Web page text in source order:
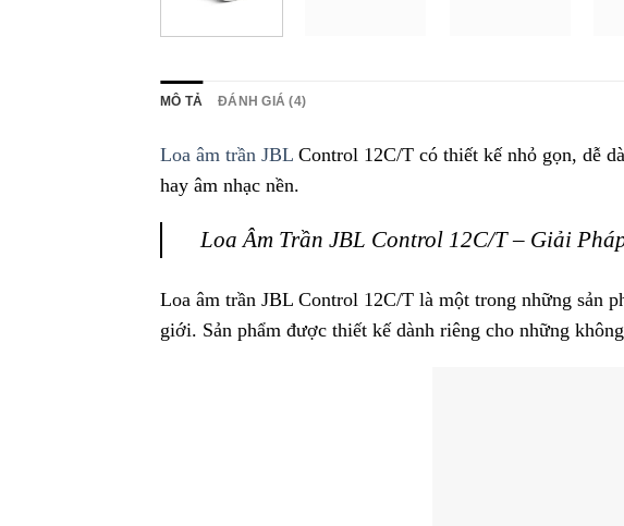
MÔ TẢ ĐÁNH GIÁ (4)
Loa âm trần JBL Control 12C/T có thiết kế nhỏ gọn, dễ
hay âm nhạc nền.
Loa Âm Trần JBL Control 12C/T – Giải
Loa âm trần JBL Control 12C/T là một trong những sản
giới. Sản phẩm được thiết kế dành riêng cho những